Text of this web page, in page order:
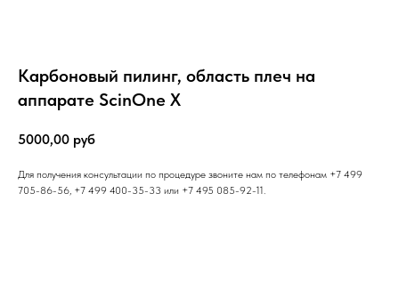
Карбоновый пилинг, область плеч на
аппарате ScinOne X
5000,00 руб
Для получения консультации по процедуре звоните нам по телефонам +7 499
705-86-56, +7 499 400-35-33 или +7 495 085-92-11.